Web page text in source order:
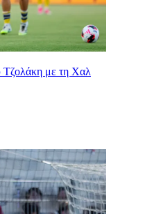
Τζολάκη με τη Χαλ